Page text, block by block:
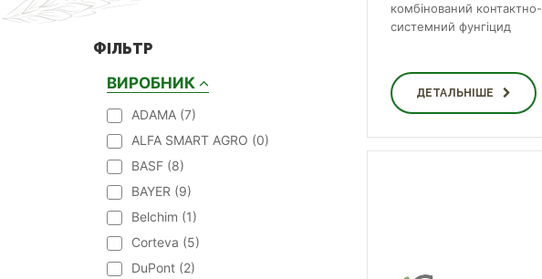
ФІЛЬТР
ВИРОБНИК
ADAMA (7)
ALFA SMART AGRO (0)
BASF (8)
BAYER (9)
Belchim (1)
Corteva (5)
DuPont (2)
комбінований контактно-
системний фунгіцид
ДЕТАЛЬНІШЕ